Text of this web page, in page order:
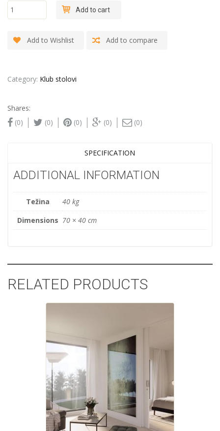
"Krug -
Mermer" -
Add to cart
Add to Wishlist Add to compare
Category: Klub stolovi
Shares:
(0)
(0) (0) (0) (0)
SPECIFICATION
ADDITIONAL INFORMATION
Težina
40 kg
Dimensions 70 × 40 cm
RELATED PRODUCTS